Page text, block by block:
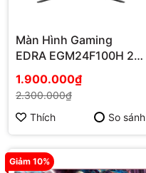
Màn Hình Gaming
EDRA EGM24F100H 24
IPS, 1ms, Chơi Game
Mượt Mà
1.900.000₫
2.300.000₫
Thích
So sánh
Giảm 10%